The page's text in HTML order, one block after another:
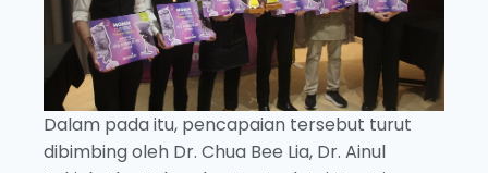
Dalam pada itu, pencapaian tersebut turut
dibimbing oleh Dr. Chua Bee Lia, Dr. Ainul